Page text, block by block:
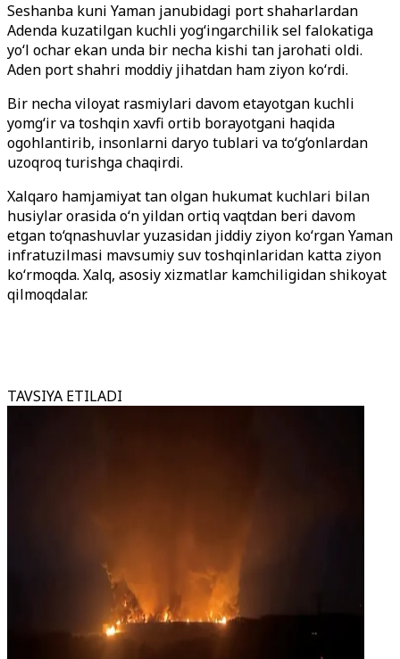
Seshanba kuni Yaman janubidagi port shaharlardan
Adenda kuzatilgan kuchli yog‘ingarchilik sel falokatiga
yo‘l ochar ekan unda bir necha kishi tan jarohati oldi.
Aden port shahri moddiy jihatdan ham ziyon ko‘rdi.
Bir necha viloyat rasmiylari davom etayotgan kuchli
yomg‘ir va toshqin xavfi ortib borayotgani haqida
ogohlantirib, insonlarni daryo tublari va to‘g‘onlardan
uzoqroq turishga chaqirdi.
Xalqaro hamjamiyat tan olgan hukumat kuchlari bilan
husiylar orasida o‘n yildan ortiq vaqtdan beri davom
etgan to‘qnashuvlar yuzasidan jiddiy ziyon ko‘rgan Yaman
infratuzilmasi mavsumiy suv toshqinlaridan katta ziyon
ko‘rmoqda. Xalq, asosiy xizmatlar kamchiligidan shikoyat
qilmoqdalar.
TAVSIYA ETILADI